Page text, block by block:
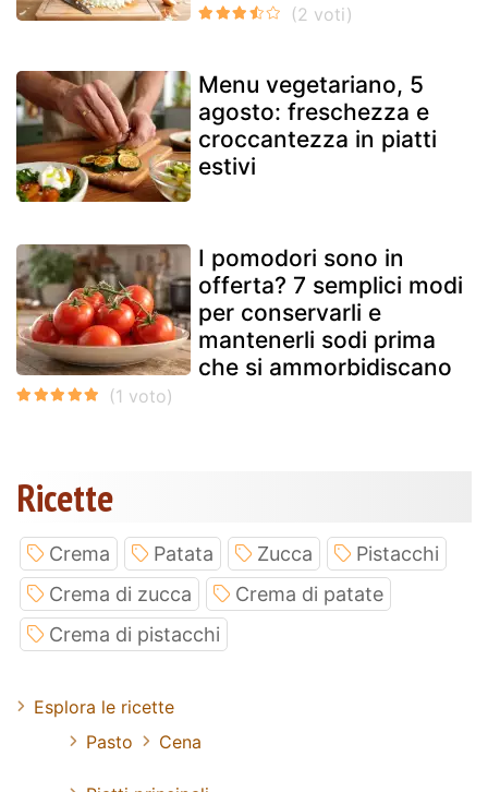
Menu vegetariano, 5
agosto: freschezza e
croccantezza in piatti
estivi
I pomodori sono in
offerta? 7 semplici modi
per conservarli e
mantenerli sodi prima
che si ammorbidiscano
Ricette
Crema Patata Zucca
Pistacchi
Crema di zucca
Crema di patate
Crema di pistacchi
Esplora le ricette
Pasto
Cena